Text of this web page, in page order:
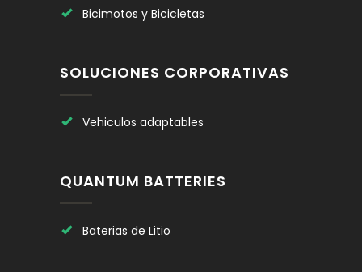
Bicimotos y Bicicletas
SOLUCIONES CORPORATIVAS
Vehiculos adaptables
QUANTUM BATTERIES
Baterias de Litio